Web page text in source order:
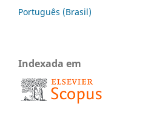
Português (Brasil)
Indexada em